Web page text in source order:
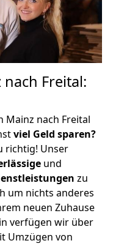
Freital:
Mainz nach Freital
viel Geld sparen?
richtig! Unser
und
zu
um nichts anderes
neuen Zuhause
verfügen wir über
Umzügen von